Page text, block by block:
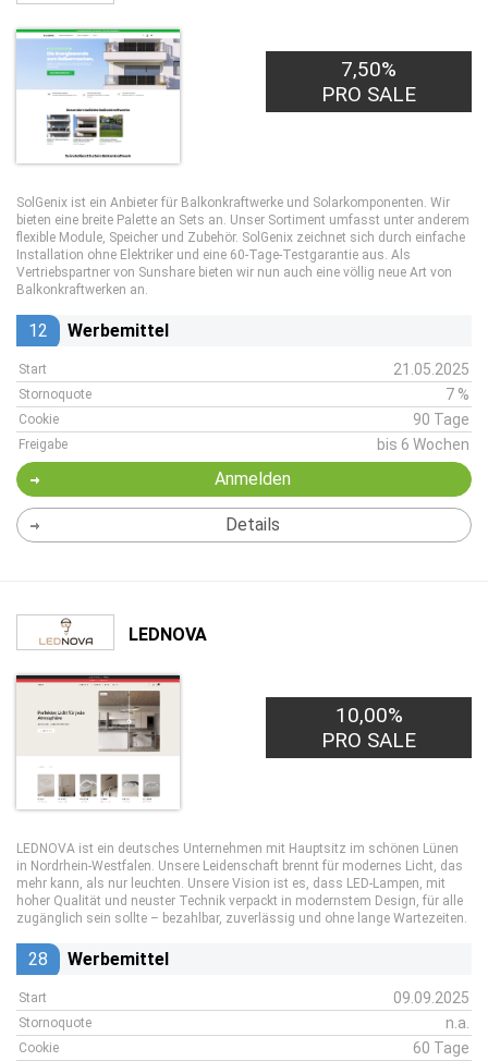
7,50%
PRO SALE
SolGenix ist ein Anbieter für Balkonkraftwerke und Solarkomponenten. Wir
bieten eine breite Palette an Sets an. Unser Sortiment umfasst unter anderem
flexible Module, Speicher und Zubehör. SolGenix zeichnet sich durch einfache
Installation ohne Elektriker und eine 60-Tage-Testgarantie aus. Als
Vertriebspartner von Sunshare bieten wir nun auch eine völlig neue Art von
Balkonkraftwerken an.
12 Werbemittel
Start 21.05.2025
Stornoquote 7 %
Cookie 90 Tage
Freigabe bis 6 Wochen
Anmelden
Details
LEDNOVA
10,00%
PRO SALE
LEDNOVA ist ein deutsches Unternehmen mit Hauptsitz im schönen Lünen
in Nordrhein-Westfalen. Unsere Leidenschaft brennt für modernes Licht, das
mehr kann, als nur leuchten. Unsere Vision ist es, dass LED-Lampen, mit
hoher Qualität und neuster Technik verpackt in modernstem Design, für alle
zugänglich sein sollte – bezahlbar, zuverlässig und ohne lange Wartezeiten.
28 Werbemittel
Start 09.09.2025
Stornoquote n.a.
Cookie 60 Tage